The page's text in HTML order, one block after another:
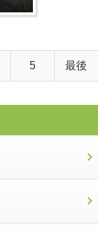
5 最後